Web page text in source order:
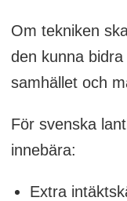
Om tekniken
den kunna
samhället och
För svenska
innebära:
Extra